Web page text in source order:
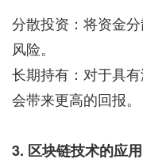
分散投资：将资金
风险。
长期持有：对于具
会带来更高的回报。
3. 区块链技术的应用